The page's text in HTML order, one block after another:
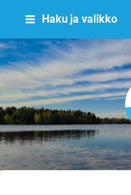
Siirry
sisältöön
Haku ja valikko